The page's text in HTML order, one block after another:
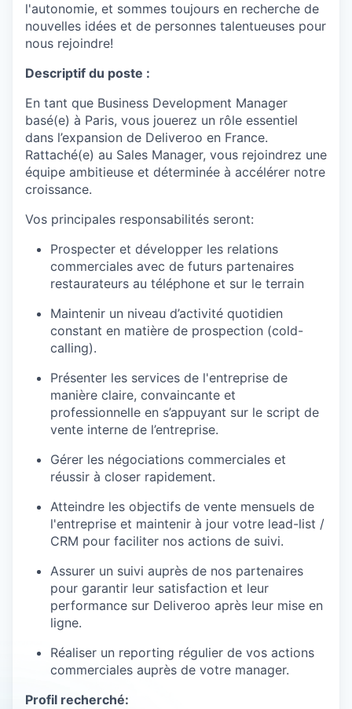
l'autonomie, et sommes toujours en recherche de
nouvelles idées et de personnes talentueuses pour
nous rejoindre!
Descriptif du poste :
En tant que Business Development Manager
basé(e) à Paris, vous jouerez un rôle essentiel
dans l’expansion de Deliveroo en France.
Rattaché(e) au Sales Manager, vous rejoindrez une
équipe ambitieuse et déterminée à accélérer notre
croissance.
Vos principales responsabilités seront:
Prospecter et développer les relations
commerciales avec de futurs partenaires
restaurateurs au téléphone et sur le terrain
Maintenir un niveau d’activité quotidien
constant en matière de prospection (cold-
calling).
Présenter les services de l'entreprise de
manière claire, convaincante et
professionnelle en s’appuyant sur le script de
vente interne de l’entreprise.
Gérer les négociations commerciales et
réussir à closer rapidement.
Atteindre les objectifs de vente mensuels de
l'entreprise et maintenir à jour votre lead-list /
CRM pour faciliter nos actions de suivi.
Assurer un suivi auprès de nos partenaires
pour garantir leur satisfaction et leur
performance sur Deliveroo après leur mise en
ligne.
Réaliser un reporting régulier de vos actions
commerciales auprès de votre manager.
Profil recherché: